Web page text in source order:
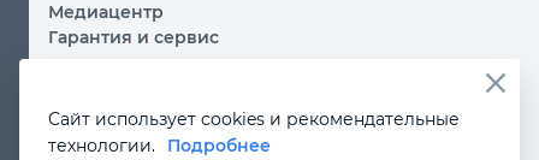
Медиацентр
Гарантия и сервис
Вы принимаете условияполитики обработки
персональных данныхипользовательского соглашения
Сайт использует cookies и рекомендательные
технологии.
Подробнее